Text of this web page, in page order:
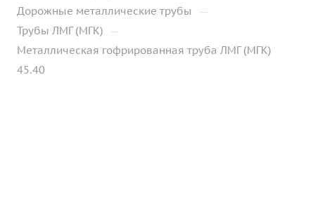
Дорожные металлические трубы —
Трубы ЛМГ (МГК) —
Металлическая гофрированная труба ЛМГ (МГК)
45.40